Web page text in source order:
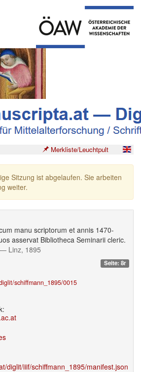
Merkliste/Leuchtpult
Sitzung ist abgelaufen. Sie arbeiten
weiter.
manu scriptorum et annis 1470-
asservat Bibliotheca Seminarii cleric.
— Linz, 1895
Seite: 8r
schiffmann_1895/0015
diglit/iiif/schiffmann_1895/manifest.json